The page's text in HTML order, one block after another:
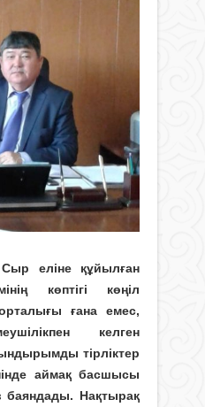
еліне құйылған
көптігі көңіл
ғана емес,
келген
тірліктер
аймақ басшысы
баяндады. Нақтырақ